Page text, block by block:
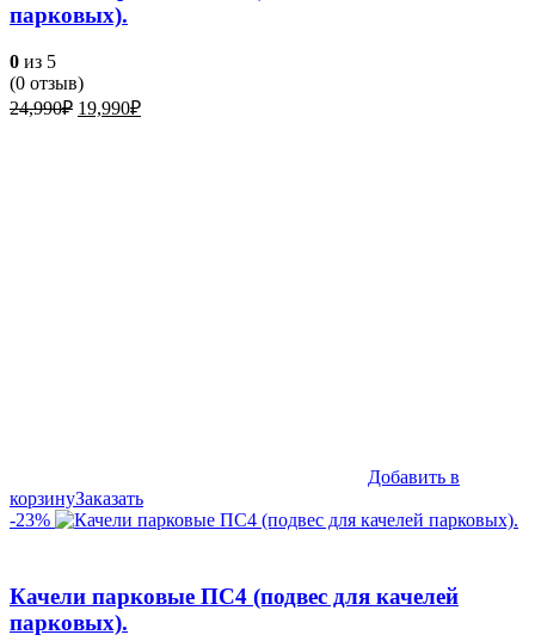
парковых).
0 из 5
(0 отзыв)
24,990₽ Первоначальная
19,990₽Текущая
Добавить в
корзинуЗаказать
-23%
Качели парковые ПС4 (подвес для качелей
парковых).